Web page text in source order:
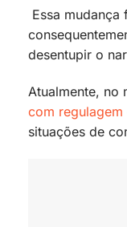
Essa
desentupir o
Atualmente, no
com regulagem
situações de